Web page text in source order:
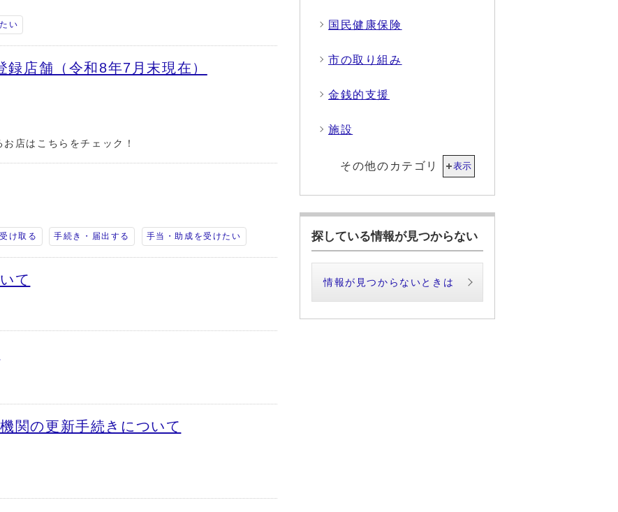
い
録店舗（令和8年7月末現在）
店はこちらをチェック！
け取る 手続き・届出する 手当・助成を受けたい
て
関の更新手続きについて
国民健康保険
市の取り組み
金銭的支援
施設
その他のカテゴリ 表示
探している情報が見つからない
情報が見つからないときは